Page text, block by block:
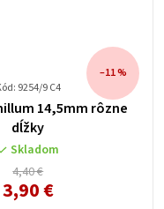
9254/9 C4
14,5mm rôzne
dĺžky
Skladom
4,40 €
–11 %
3,90 €Jednotková